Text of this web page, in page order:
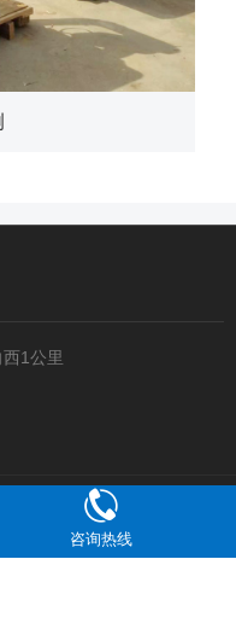
1公里
备案号：豫ICP备2024057291
咨询热线